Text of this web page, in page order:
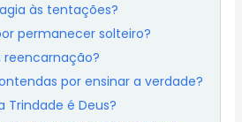
às tentações?
permanecer solteiro?
reencarnação?
por ensinar a verdade?
Trindade é Deus?